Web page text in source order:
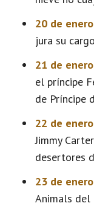
20 de enero
jura su
21 de enero
el príncipe
de Príncipe
22 de enero
Jimmy
desertores
23 de enero
Animals del